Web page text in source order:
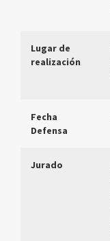
Lugar de
realización
Fecha
Defensa
Jurado